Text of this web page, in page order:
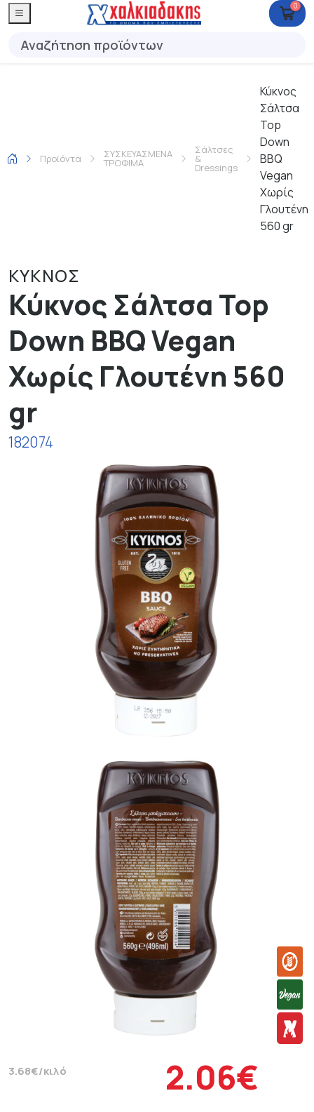
0
Προϊόντα ΣΥΣΚΕΥΑΣΜΕΝΑ
ΤΡΟΦΙΜΑ
Σάλτσες
&
Dressings
Κύκνος
Σάλτσα
Top
Down
BBQ
Vegan
Χωρίς
Γλουτένη
560 gr
ΚΥΚΝΟΣ
Κύκνος Σάλτσα Top
Down BBQ Vegan
Χωρίς Γλουτένη 560
gr
182074
3.68€/κιλό 2.06€